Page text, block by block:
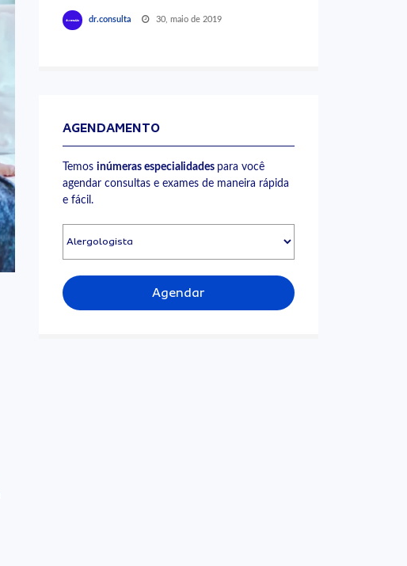
dr.consulta 30, maio de 2019
AGENDAMENTO
Temos inúmeras especialidades para você
agendar consultas e exames de maneira rápida
e fácil.
Agendar